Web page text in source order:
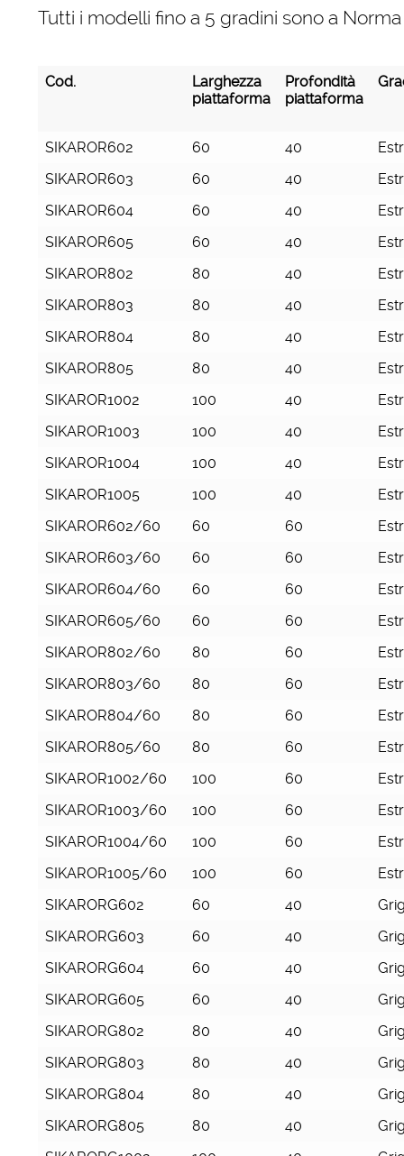
Tutti i modelli fino a 5 gradini sono a
Cod.
Larghezza
piattaforma
Profondità
piattaforma
Cod.
Larghezza
piattaforma
Profondità
piattaforma
SIKAROR602 60 40
SIKAROR603
60 40
SIKAROR604
60 40
SIKAROR605
60 40
SIKAROR802
80 40
SIKAROR803
80 40
SIKAROR804
80 40
SIKAROR805
80 40
SIKAROR1002
100 40
SIKAROR1003
100 40
SIKAROR1004
100 40
SIKAROR1005
100 40
SIKAROR602/60
60 60
SIKAROR603/60
60 60
SIKAROR604/60
60 60
SIKAROR605/60
60 60
SIKAROR802/60
80 60
SIKAROR803/60
80 60
SIKAROR804/60
80 60
SIKAROR805/60
80 60
SIKAROR1002/60
100 60
SIKAROR1003/60
100 60
SIKAROR1004/60
100 60
SIKAROR1005/60
100 60
SIKARORG602
60 40
SIKARORG603
60 40
SIKARORG604
60 40
SIKARORG605
60 40
SIKARORG802
80 40
SIKARORG803
80 40
SIKARORG804
80 40
SIKARORG805
80 40